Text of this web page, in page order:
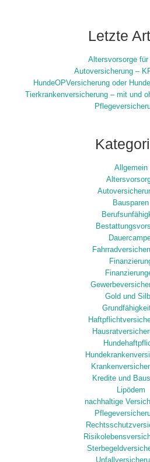
Letzte
Altersvorsorge für
Autoversicherung –
HundeOPVersicherung oder
Tierkrankenversicherung – mit und
Allgemein
Bausparen
Gold und
Kredite und
Lipödem
nachhaltige